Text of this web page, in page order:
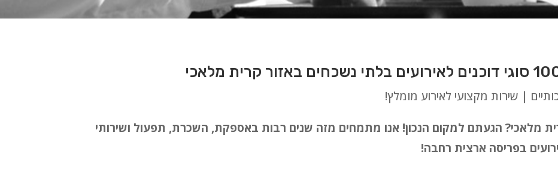
| שירות מקצועי לאירוע מומלץ!
מלאכי? הגעתם למקום הנכון! אנו מתמחים מזה שנים רבות באספקת, השכרת, תפעול ושירותי
בפריסה ארצית רחבה!